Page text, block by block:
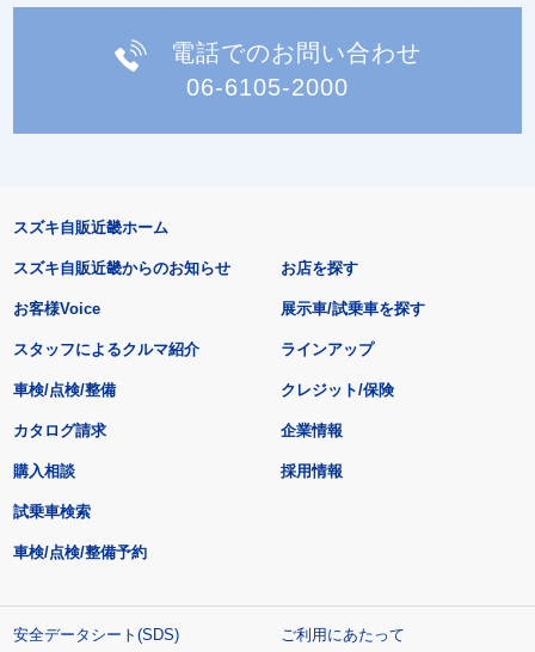
電話でのお問い合わせ
06-6105-2000
スズキ自販近畿ホーム
スズキ自販近畿からのお知らせ
お客様Voice
スタッフによるクルマ紹介
お店を探す
展示車/試乗車を探す
ラインアップ
車検/点検/整備 クレジット/保険
カタログ請求
購入相談
試乗車検索
車検/点検/整備予約
企業情報
採用情報
安全データシート(SDS)
ご利用にあたって